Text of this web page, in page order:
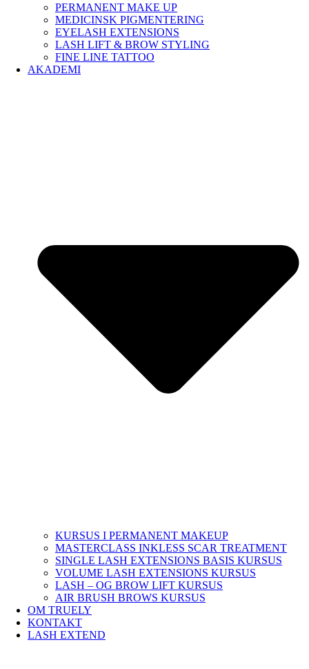
PERMANENT MAKE UP
MEDICINSK PIGMENTERING
EYELASH EXTENSIONS
LASH LIFT & BROW STYLING
FINE LINE TATTOO
AKADEMI
KURSUS I PERMANENT MAKEUP
MASTERCLASS INKLESS SCAR TREATMENT
SINGLE LASH EXTENSIONS BASIS KURSUS
VOLUME LASH EXTENSIONS KURSUS
LASH – OG BROW LIFT KURSUS
AIR BRUSH BROWS KURSUS
OM TRUELY
KONTAKT
LASH EXTEND